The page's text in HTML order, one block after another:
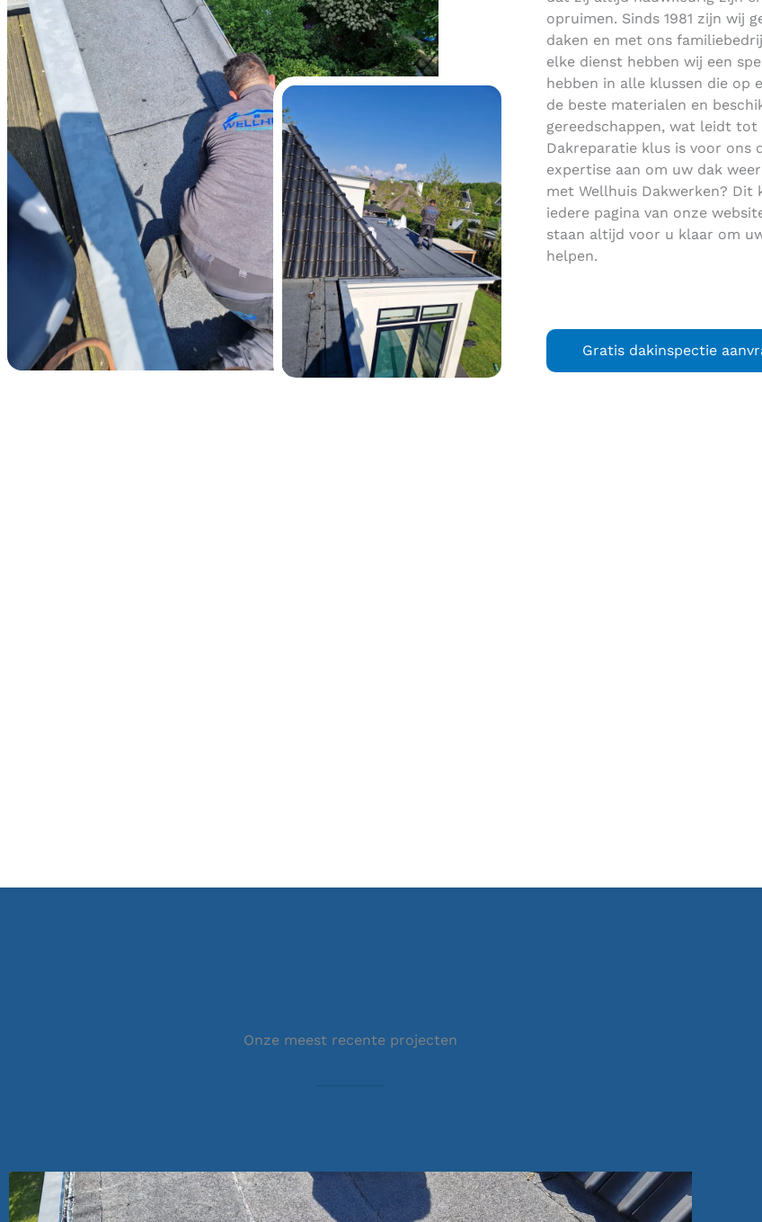
opruimen. Sinds 1981 zijn wij
daken en met ons
elke dienst hebben wij een
hebben in alle klussen die op
de beste materialen en
gereedschappen, wat leidt tot
Dakreparatie klus is voor ons
expertise aan om uw dak
met Wellhuis Dakwerken?
iedere pagina van onze
staan altijd voor u klaar om
helpen.
Gratis dakinspectie
Onze meest recente projecten